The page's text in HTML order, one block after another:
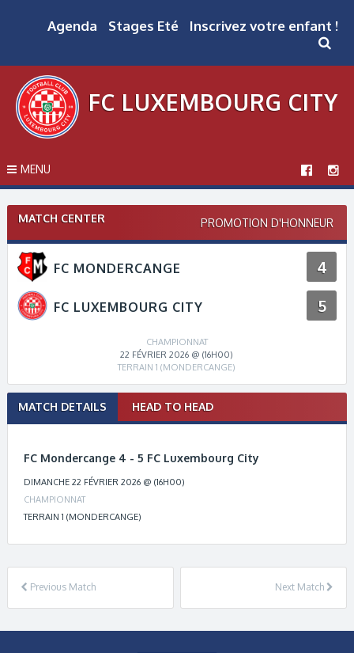
Agenda Stages Eté Inscrivez votre enfant !
FC LUXEMBOURG CITY
MENU
MATCH CENTER PROMOTION D'HONNEUR
FC MONDERCANGE 4
FC LUXEMBOURG CITY 5
CHAMPIONNAT
22 FÉVRIER 2026 @ (16H00)
TERRAIN 1 (MONDERCANGE)
MATCH DETAILS HEAD TO HEAD
FC Mondercange 4 - 5 FC Luxembourg City
DIMANCHE 22 FÉVRIER 2026 @ (16H00)
CHAMPIONNAT
TERRAIN 1 (MONDERCANGE)
Match
navigation
Previous Match Next Match